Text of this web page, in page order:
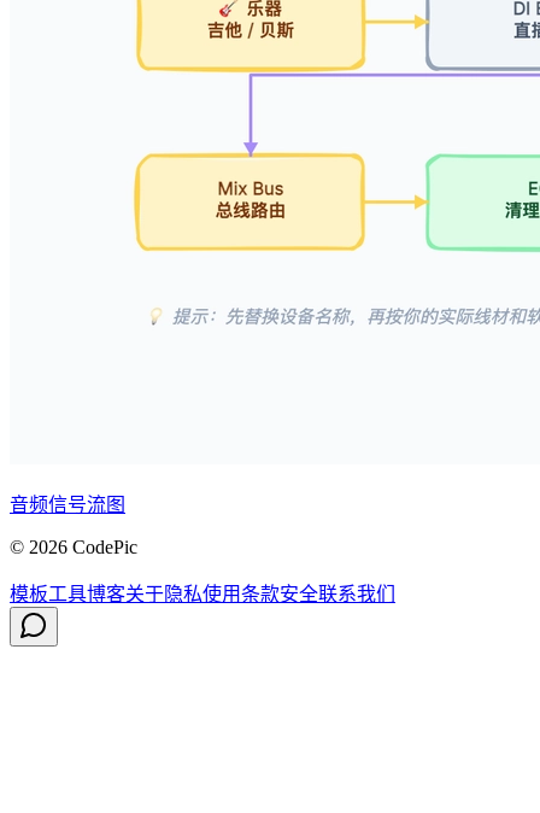
音频信号流图
© 2026 CodePic
模板工具博客关于隐私使用条款安全联系我们